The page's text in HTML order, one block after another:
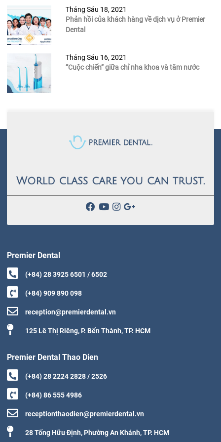
Tháng Sáu 18, 2021
Phản hồi của khách hàng về dịch vụ ở Premier
Dental
Tháng Sáu 16, 2021
“Cuộc chiến” giữa chỉ nha khoa và tăm nước
Premier Dental
(+84) 28 3925 6501 / 6502
(+84) 909 890 098
reception@premierdental.vn
125 Lê Thị Riêng, P. Bến Thành, TP. HCM
Premier Dental Thao Dien
(+84) 28 2224 2828 / 2526
(+84) 86 555 4986
receptionthaodien@premierdental.vn
28 Tống Hữu Định, Phường An Khánh, TP. HCM